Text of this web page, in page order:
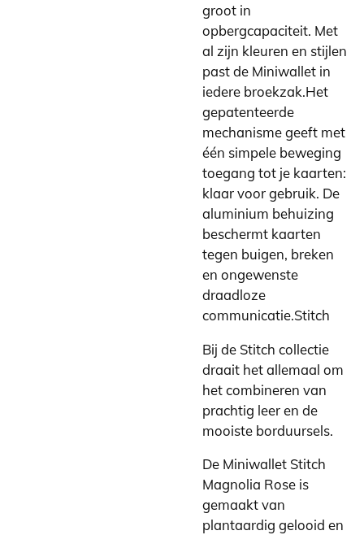
groot in
opbergcapaciteit. Met
al zijn kleuren en stijlen
past de Miniwallet in
iedere broekzak.Het
gepatenteerde
mechanisme geeft met
één simpele beweging
toegang tot je kaarten:
klaar voor gebruik. De
aluminium behuizing
beschermt kaarten
tegen buigen, breken
en ongewenste
draadloze
communicatie.Stitch
Bij de Stitch collectie
draait het allemaal om
het combineren van
prachtig leer en de
mooiste borduursels.
De Miniwallet Stitch
Magnolia Rose is
gemaakt van
plantaardig gelooid en